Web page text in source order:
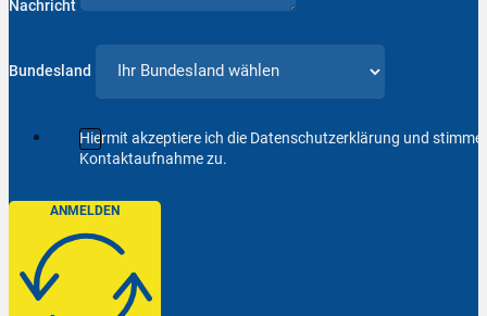
Nachricht
Bundesland
Hiermit akzeptiere ich die Datenschutzerklärung und
Kontaktaufnahme zu.
ANMELDEN